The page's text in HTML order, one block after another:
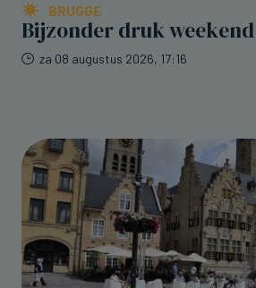
BRUGGE
Bijzonder druk
za 08 augustus 2026, 17:16